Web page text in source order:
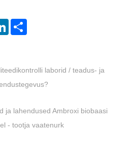
LinkedIn
laborid / teadus- ja
ja lahendused Ambroxi biobaasi
- tootja vaatenurk